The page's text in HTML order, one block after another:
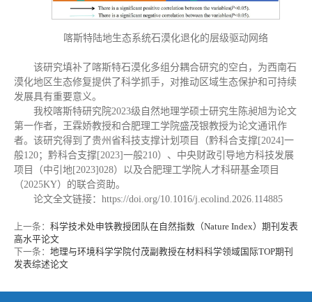
喀斯特陆地生态系统石漠化退化的层级驱动网络
该研究填补了喀斯特石漠化多组分耦合研究的空白，为西南石
漠化地区生态修复提供了科学抓手，对推动区域生态保护和可持续
发展具有重要意义。
我校喀斯特研究院2023级自然地理学硕士研究生陈昶旭为论文
第一作者，王霖娇教授和合肥理工学院盛茂银教授为论文通讯作
者。该研究得到了贵州省科技支撑计划项目（黔科合支撑[2024]一
般120；黔科合支撑[2023]一般210）、中央财政引导地方科技发展
项目（中引地[2023]028）以及合肥理工学院人才科研基金项目
（2025KY）的联合资助。
论文全文链接：https://doi.org/10.1016/j.ecolind.2026.114885
上一条： 科学技术处申铁教授团队在自然指数（Nature Index）期刊发表
高水平论文
下一条： 地理与环境科学学院付茂副教授在材料科学领域国际TOP期刊
发表综述论文